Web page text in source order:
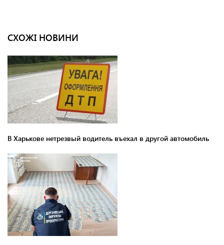
СХОЖІ НОВИНИ
В Харькове нетрезвый водитель въехал в другой автомобиль